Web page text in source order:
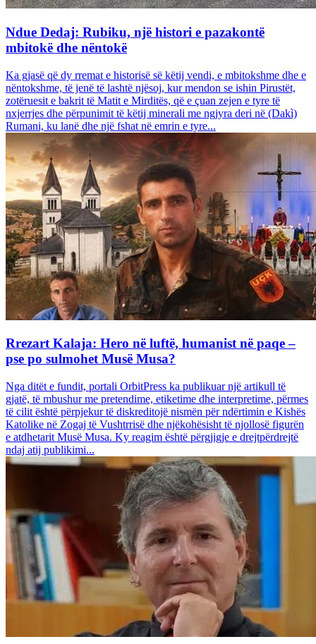
Ndue Dedaj: Rubiku, një histori e pazakontë
mbitokë dhe nëntokë
Ka gjasë që dy rremat e historisë së këtij vendi, e mbitokshme dhe e
nëntokshme, të jenë të lashtë njësoj, kur mendon se ishin Pirustët,
zotëruesit e bakrit të Matit e Mirditës, që e çuan zejen e tyre të
nxjerrjes dhe përpunimit të këtij minerali me ngjyra deri në (Dakì)
Rumani, ku lanë dhe një fshat në emrin e tyre...
Rrezart Kalaja: Hero në luftë, humanist në paqe –
pse po sulmohet Musë Musa?
Nga ditët e fundit, portali OrbitPress ka publikuar një artikull të
gjatë, të mbushur me pretendime, etiketime dhe interpretime, përmes
të cilit është përpjekur të diskreditojë nismën për ndërtimin e Kishës
Katolike në Zogaj të Vushtrrisë dhe njëkohësisht të njollosë figurën
e atdhetarit Musë Musa. Ky reagim është përgjigje e drejtpërdrejtë
ndaj atij publikimi...